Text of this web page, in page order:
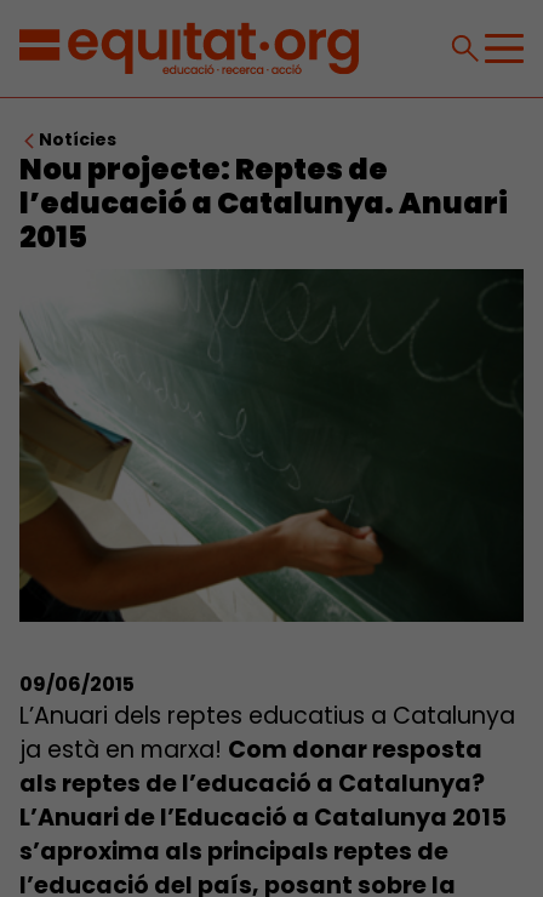
Notícies
Nou projecte: Reptes de
l’educació a Catalunya. Anuari
2015
09/06/2015
L’Anuari dels reptes educatius a Catalunya
ja està en marxa! Com donar resposta
als reptes de l’educació a Catalunya?
L’Anuari de l’Educació a Catalunya 2015
s’aproxima als principals reptes de
l’educació del país, posant sobre la